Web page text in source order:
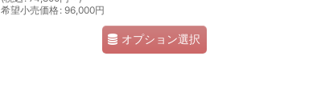
希望小売価格: 96,000円
オプション選択